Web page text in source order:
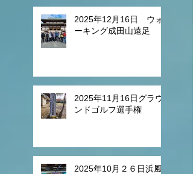
2025年12月16日 ウォ
ーキング成田山遠足
2025年11月16日グラウ
ンドゴルフ選手権
2025年10月２６日浜風